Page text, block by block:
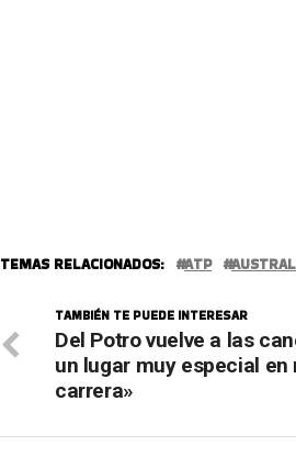
TEMAS RELACIONADOS: ATP
TAMBIÉN TE PUEDE INTERESAR
Del Potro vuelve a las
un lugar muy especial en
carrera»